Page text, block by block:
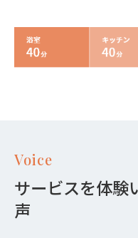
Voice
サービスを体験
声